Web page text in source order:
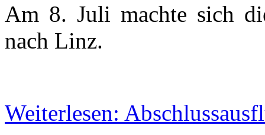
Am 8. Juli machte sich
nach Linz.
Weiterlesen: